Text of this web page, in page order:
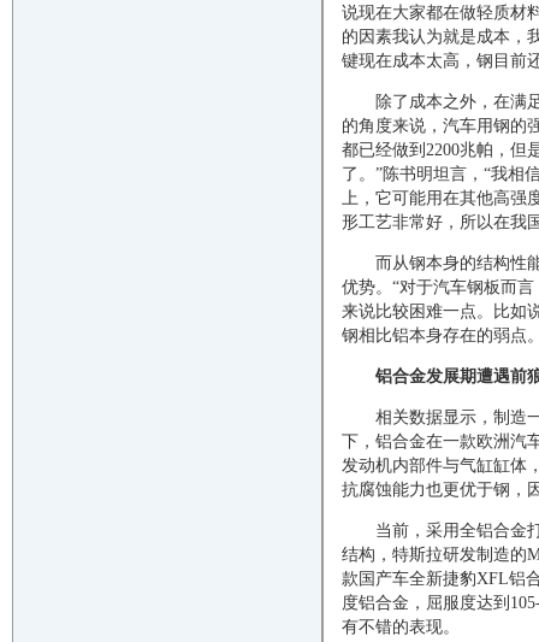
说现在大家都在做轻质材
的因素我认为就是成本，
键现在成本太高，钢目前
除了成本之外，在满
的角度来说，汽车用钢的
都已经做到2200兆帕，但
了。”陈书明坦言，“我相
上，它可能用在其他高强
形工艺非常好，所以在我
而从钢本身的结构性
优势。“对于汽车钢板而
来说比较困难一点。比如
钢相比铝本身存在的弱点
铝合金发展期遭遇前
相关数据显示，制造
下，铝合金在一款欧洲汽
发动机内部件与气缸缸体
抗腐蚀能力也更优于钢，
当前，采用全铝合金
结构，特斯拉研发制造的
款国产车全新捷豹XFL铝
度铝合金，屈服度达到
有不错的表现。